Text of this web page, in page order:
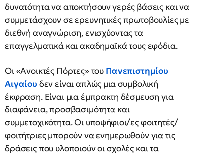
δυνατότητα να αποκτήσουν γερές βάσεις και να
συμμετάσχουν σε ερευνητικές πρωτοβουλίες με
διεθνή αναγνώριση, ενισχύοντας τα
επαγγελματικά και ακαδημαϊκά τους εφόδια.
Οι «Ανοικτές Πόρτες» του Πανεπιστημίου
Αιγαίου δεν είναι απλώς μια συμβολική
έκφραση. Είναι μια έμπρακτη δέσμευση για
διαφάνεια, προσβασιμότητα και
συμμετοχικότητα. Οι υποψήφιοι/ες φοιτητές/
φοιτήτριες μπορούν να ενημερωθούν για τις
δράσεις που υλοποιούν οι σχολές και τα